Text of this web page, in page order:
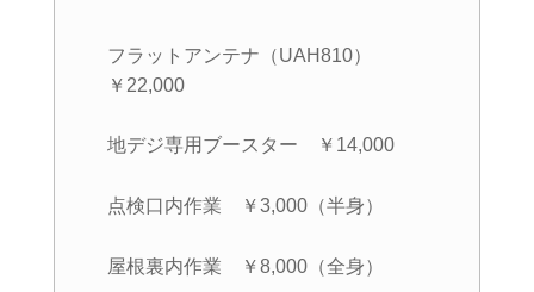
フラットアンテナ（UAH810）
￥22,000
地デジ専用ブースター ￥14,000
点検口内作業 ￥3,000（半身）
屋根裏内作業 ￥8,000（全身）